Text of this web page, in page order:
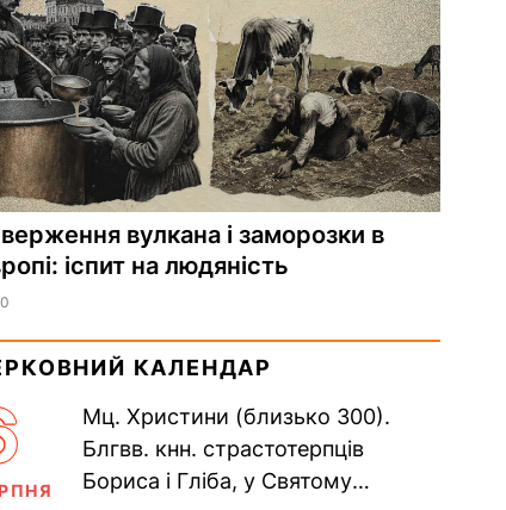
вулкана і заморозки в
іспит на людяність
КАЛЕНДАР
Мц. Христини (близько 300).
Блгвв. кнн. страстотерпців
Бориса і Гліба, у Святому